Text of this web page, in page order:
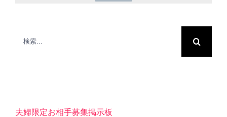
夫婦限定お相手募集掲示板